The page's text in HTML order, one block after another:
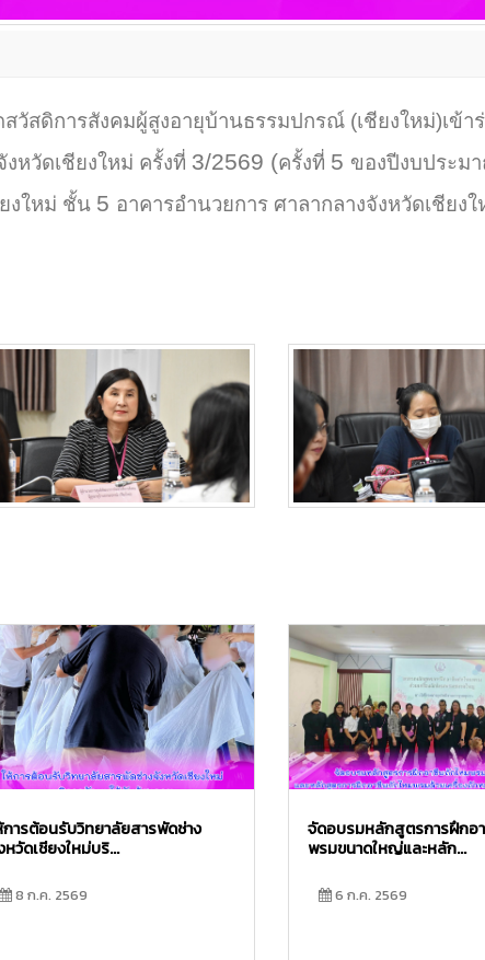
วัสดิการสังคมผู้สูงอายุบ้านธรรมปกรณ์ (เชียงใหม่)เข้
หวัดเชียงใหม่ ครั้งที่ 3/2569 (ครั้งที่ 5 ของปีงบประม
งใหม่ ชั้น 5 อาคารอำนวยการ ศาลากลางจังหวัดเชียงใ
การต้อนรับวิทยาลัยสารพัดช่าง
หวัดเชียงใหม่บริ...
8 ก.ค. 2569
จัดอบรมหลักสูตรการฝึกอ
พรมขนาดใหญ่และหลัก...
6 ก.ค. 2569